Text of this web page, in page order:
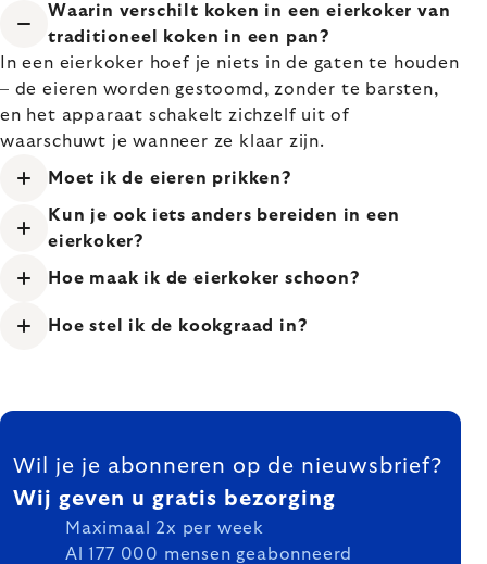
Waarin verschilt koken in een eierkoker van
traditioneel koken in een pan?
In een eierkoker hoef je niets in de gaten te houden
– de eieren worden gestoomd, zonder te barsten,
en het apparaat schakelt zichzelf uit of
waarschuwt je wanneer ze klaar zijn.
Moet ik de eieren prikken?
Kun je ook iets anders bereiden in een
eierkoker?
Hoe maak ik de eierkoker schoon?
Hoe stel ik de kookgraad in?
FOOTER
Wil je je abonneren op de nieuwsbrief?
Wij geven u gratis bezorging
Maximaal 2x per week
Al 177 000 mensen geabonneerd